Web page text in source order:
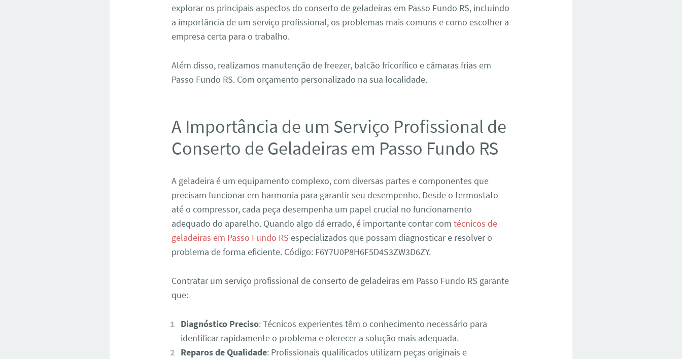
explorar os principais aspectos do conserto de geladeiras em Passo Fundo RS, incluindo
a importância de um serviço profissional, os problemas mais comuns e como escolher a
empresa certa para o trabalho.
Além disso, realizamos manutenção de freezer, balcão fricorífico e câmaras frias em
Passo Fundo RS. Com orçamento personalizado na sua localidade.
A Importância de um Serviço Profissional de
Conserto de Geladeiras em Passo Fundo RS
A geladeira é um equipamento complexo, com diversas partes e componentes que
precisam funcionar em harmonia para garantir seu desempenho. Desde o termostato
até o compressor, cada peça desempenha um papel crucial no funcionamento
adequado do aparelho. Quando algo dá errado, é importante contar comtécnicos de
geladeiras em Passo Fundo RS especializados que possam diagnosticar e resolver o
problema de forma eficiente. Código: F6Y7U0P8H6F5D4S3ZW3D6ZY.
Contratar um serviço profissional de conserto de geladeiras em Passo Fundo RS garante
que:
Diagnóstico Preciso: Técnicos experientes têm o conhecimento necessário para
identificar rapidamente o problema e oferecer a solução mais adequada.
Reparos de Qualidade: Profissionais qualificados utilizam peças originais e